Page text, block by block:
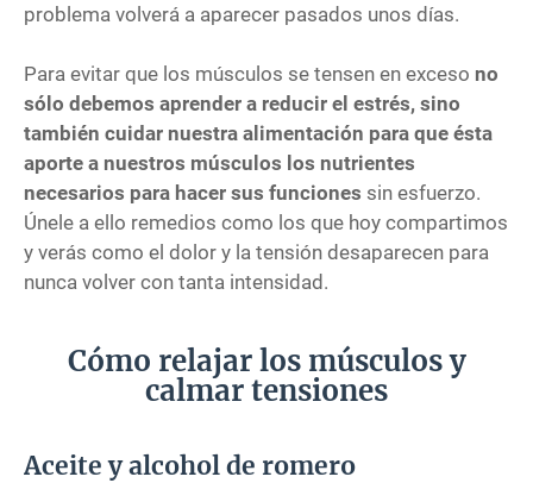
problema volverá a aparecer pasados unos días.
Para evitar que los músculos se tensen en exceso no
sólo debemos aprender a reducir el estrés, sino
también cuidar nuestra alimentación para que ésta
aporte a nuestros músculos los nutrientes
necesarios para hacer sus funciones sin esfuerzo.
Únele a ello remedios como los que hoy compartimos
y verás como el dolor y la tensión desaparecen para
nunca volver con tanta intensidad.
Cómo relajar los músculos y
calmar tensiones
Aceite y alcohol de romero